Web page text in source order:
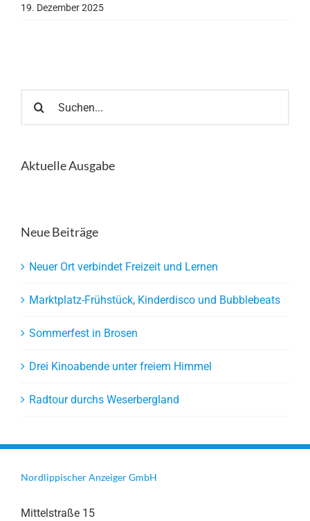
19. Dezember 2025
nach:
Aktuelle Ausgabe
Neue Beiträge
Neuer Ort verbindet Freizeit und Lernen
Marktplatz-Frühstück, Kinderdisco und Bubblebeats
Sommerfest in Brosen
Drei Kinoabende unter freiem Himmel
Radtour durchs Weserbergland
Nordlippischer Anzeiger GmbH
Mittelstraße 15